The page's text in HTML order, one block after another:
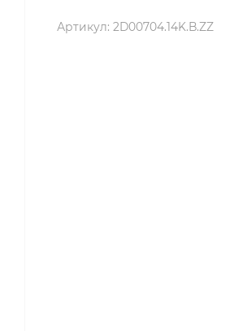
Артикул: 2D00704.14K.B.ZZ